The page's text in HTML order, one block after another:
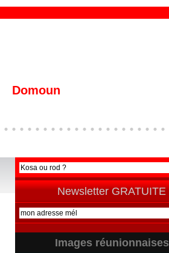
Domoun
Newsletter GRATUITE
Images réunionnaises